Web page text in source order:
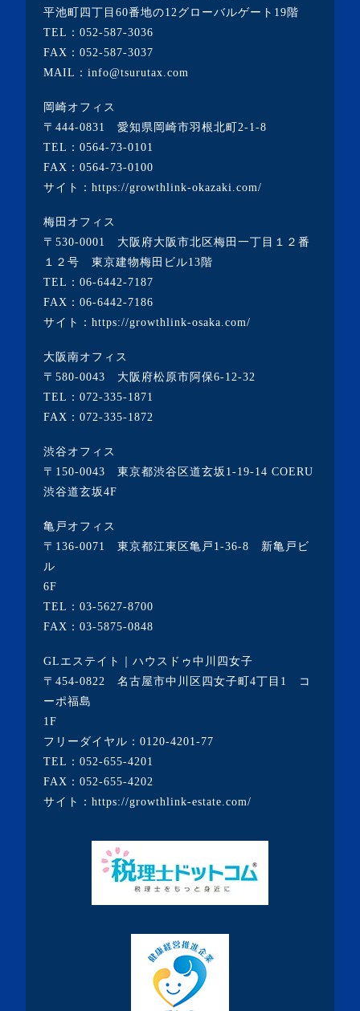
・2023年1月(1記事)
・2022年12月(2記事)
・2022年9月(1記事)
・2022年8月(1記事)
・2022年7月(2記事)
・2022年5月(1記事)
・2022年4月(2記事)
・2022年3月(3記事)
・2021年12月(2記事)
・2021年11月(7記事)
・2021年10月(3記事)
・2021年9月(5記事)
・2021年8月(6記事)
・2021年6月(5記事)
・2021年5月(2記事)
・2021年4月(4記事)
・2021年1月(3記事)
・2020年12月(7記事)
・2020年11月(5記事)
・2020年10月(3記事)
・2020年9月(8記事)
・2020年8月(5記事)
・2020年7月(6記事)
・2020年6月(9記事)
・2020年5月(5記事)
・2020年2月(3記事)
平池町四丁目60番地の12グローバルゲート19階
TEL： 052-587-3036
FAX：052-587-3037
MAIL：info@tsurutax.com
岡崎オフィス
〒444-0831 愛知県岡崎市羽根北町2-1-8
TEL： 0564-73-0101
FAX：0564-73-0100
サイト： https://growthlink-okazaki.com/
梅田オフィス
〒530-0001 大阪府大阪市北区梅田一丁目１２番
１２号 東京建物梅田ビル13階
TEL： 06-6442-7187
FAX：06-6442-7186
サイト： https://growthlink-osaka.com/
大阪南オフィス
〒580-0043 大阪府松原市阿保6-12-32
TEL： 072-335-1871
FAX：072-335-1872
渋谷オフィス
〒150-0043 東京都渋谷区道玄坂1-19-14 COERU
渋谷道玄坂4F
亀戸オフィス
〒136-0071 東京都江東区亀戸1-36-8 新亀戸ビ
ル
6F
TEL： 03-5627-8700
FAX：03-5875-0848
GLエステイト｜ハウスドゥ中川四女子
〒454-0822 名古屋市中川区四女子町4丁目1 コ
ーポ福島
1F
フリーダイヤル： 0120-4201-77
TEL： 052-655-4201
FAX：052-655-4202
サイト： https://growthlink-estate.com/